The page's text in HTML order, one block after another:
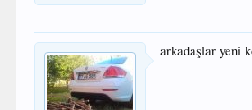
arkadaşlar yeni